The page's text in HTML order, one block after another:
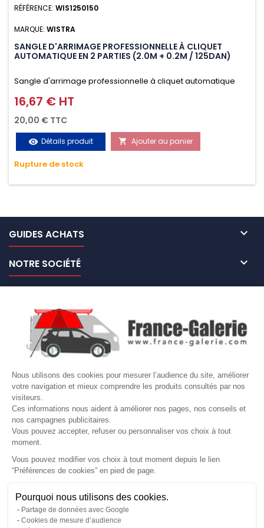
Nous utilisons des cookies pour mesurer l’audience du site, améliorer
votre navigation et mieux comprendre les produits consultés par nos
visiteurs.
Ces informations nous aident à améliorer nos pages, nos conseils et
nos campagnes publicitaires.
Vous pouvez accepter, refuser ou personnaliser vos choix à tout
moment.
Vous pouvez modifier vos choix à tout moment depuis le lien
“Préférences de cookies” en pied de page.
Pourquoi nous utilisons des cookies.
Partage de données avec Google
Cookies de mesure d’audience
Gérer mes cookies
RÉFÉRENCE: WIS1250150
MARQUE: WISTRA
SANGLE D'ARRIMAGE PROFESSIONNELLE À CLIQUET
AUTOMATIQUE EN 2 PARTIES (2.0M + 0.2M / 125DAN)
Sangle d'arrimage professionnelle à cliquet automatique
avec crochet S en 2 parties (2.0M + 0.2M / 125daN), simple et
rapide d'utilisation. Permet d'arrimer et de sécuriser
vos chargements pendant le transport. Matière polyester
très résistante aux UV et aux variations de températures,
n'absorbe pas l'eau.
Prix
16,67 € HT
20,00 € TTC
visibility Détails produit  Ajouter au panier
Rupture de stock
GUIDES ACHATS 
NOTRE SOCIÉTÉ 
VOTRE COMPTE 
Site protégé par reCAPTCHA.
LETTRE D'INFORMATIONS
© Copyright 2026 France Galerie. Tous droits reservés.